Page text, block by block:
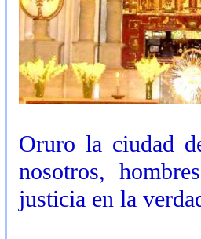
Oruro la ciudad
nosotros,
justicia en la